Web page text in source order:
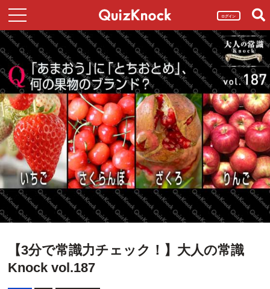
ログイン
【3分で常識力チェック！】大人の常識
Knock vol.187